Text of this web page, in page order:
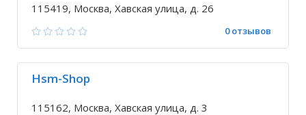
115419, Москва, Хавская улица, д. 26
0 отзывов
Hsm-Shop
115162, Москва, Хавская улица, д. 3